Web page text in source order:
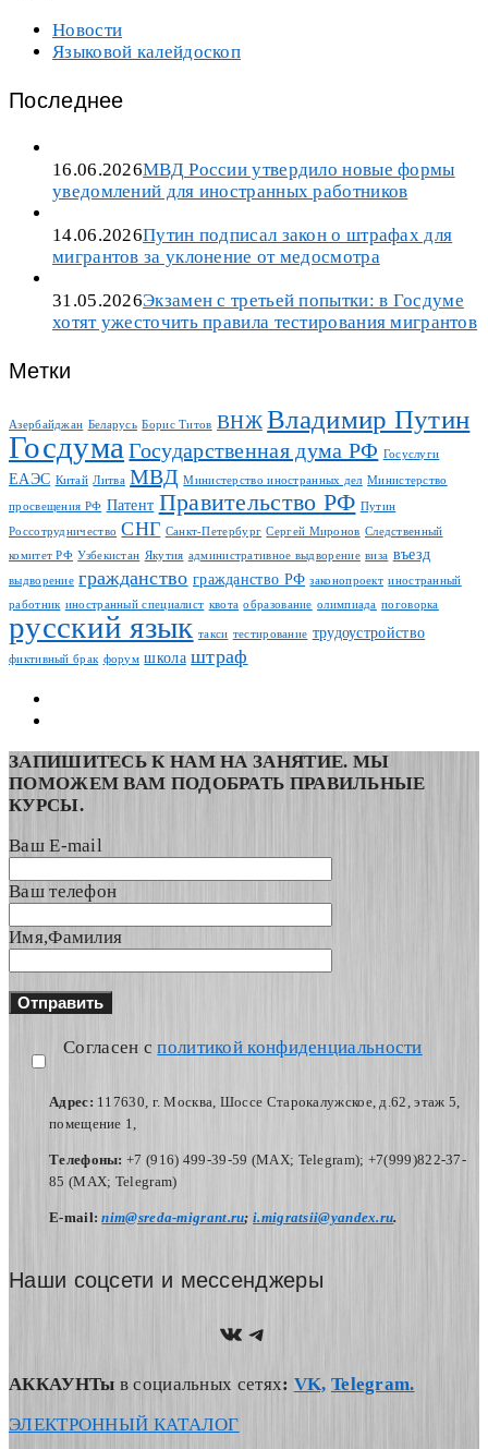
Новости
Языковой калейдоскоп
Последнее
16.06.2026МВД России утвердило новые формы
уведомлений для иностранных работников
14.06.2026Путин подписал закон о штрафах для
мигрантов за уклонение от медосмотра
31.05.2026Экзамен с третьей попытки: в Госдуме
хотят ужесточить правила тестирования мигрантов
Метки
Азербайджан Беларусь Борис Титов ВНЖ Владимир Путин
Госдума Государственная дума РФ Госуслуги
ЕАЭС Китай Литва МВД Министерство иностранных дел Министерство
просвещения РФ Патент Правительство РФ Путин
Россотрудничество СНГ Санкт-Петербург Сергей Миронов Следственный
комитет РФ Узбекистан Якутия административное выдворение виза въезд
выдворение гражданство гражданство РФ законопроект иностранный
работник иностранный специалист квота образование олимпиада поговорка
русский язык такси тестирование трудоустройство
фиктивный брак форум школа штраф
ЗАПИШИТЕСЬ К НАМ НА ЗАНЯТИЕ. МЫ
ПОМОЖЕМ ВАМ ПОДОБРАТЬ ПРАВИЛЬНЫЕ
КУРСЫ.
Ваш E-mail
Ваш телефон
Имя,Фамилия
Согласен сполитикой конфиденциальности
Адрес: 117630, г. Москва, Шоссе Старокалужское, д.62, этаж 5,
помещение 1,
Телефоны: +7 (916) 499-39-59 (MAX; Telegram); +7(999)822-37-
85 (MAX; Telegram)
Е-mail:nim@sreda-migrant.ru;i.migratsii@yandex.ru.
Наши соцсети и мессенджеры
https://vk.com/
Telegram
АККАУНТы в социальных сетях: VK, Telegram.
ЭЛЕКТРОННЫЙ КАТАЛОГ